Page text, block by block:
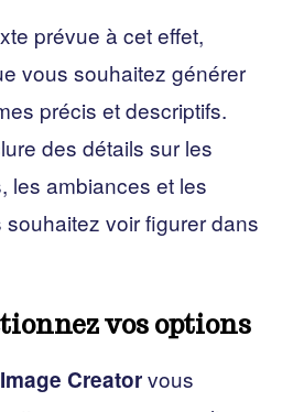
prévue à cet effet,
vous souhaitez générer
précis et descriptifs.
des détails sur les
les ambiances et les
voir figurer dans
vos options
Creatorvous